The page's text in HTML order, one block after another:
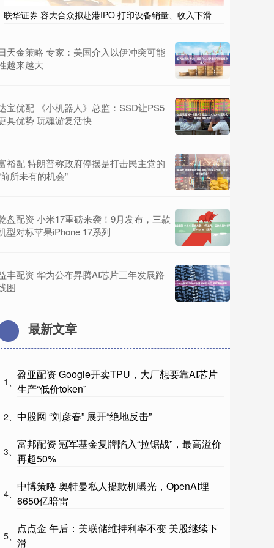
联华证券 容大合众拟赴港IPO 打印设备销量、收入下滑
天金策略 专家：美国介入以伊冲突可能
越来越大
宝优配 《小机器人》总监：SSD让PS5
具优势 玩魂游复活快
裕配 特朗普称政府停摆是打击民主党的
前所未有的机会”
盘配资 小米17重磅来袭！9月发布，三款
型对标苹果iPhone 17系列
丰配资 华为公布昇腾AI芯片三年发展路
图
最新文章
1、
盈亚配资 Google开卖TPU，大厂想要靠AI芯片
生产“低价token”
2、 中股网 “刘彦春” 展开“绝地反击”
3、
富邦配资 冠军基金复牌陷入“拉锯战”，最高溢价
再超50%
4、
中博策略 奥特曼私人提款机曝光，OpenAI埋
6650亿暗雷
5、
点点金 午后：美联储维持利率不变 美股继续下
滑